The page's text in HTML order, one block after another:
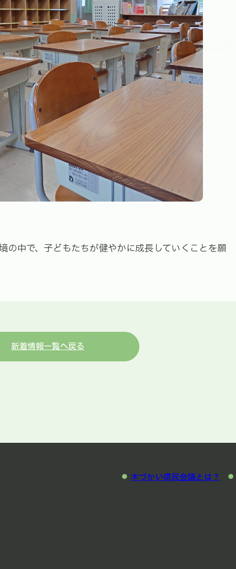
の中で、子どもたちが健やかに成長していくことを願
新着情報一覧へ戻る
木づかい県民会議とは？